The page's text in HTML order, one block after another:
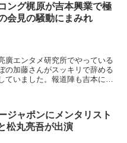
ング梶原が吉本興業で極
会見の騒動にまみれ
廣エンタメ研究所でやっている
の加藤さんがスッキリで辞める
いました。報道陣も吉本にた
ジャポンにメンタリスト
松丸亮吾が出演